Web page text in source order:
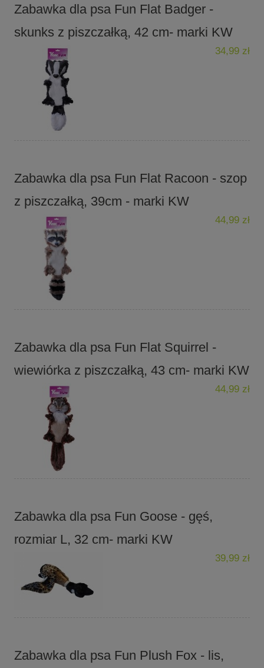
Zabawka dla psa Fun Flat Badger -
skunks z piszczałką, 42 cm- marki KW
34,99 zł
Zabawka dla psa Fun Flat Racoon - szop
z piszczałką, 39cm - marki KW
44,99 zł
Zabawka dla psa Fun Flat Squirrel -
wiewiórka z piszczałką, 43 cm- marki KW
44,99 zł
Zabawka dla psa Fun Goose - gęś,
rozmiar L, 32 cm- marki KW
39,99 zł
Zabawka dla psa Fun Plush Fox - lis,